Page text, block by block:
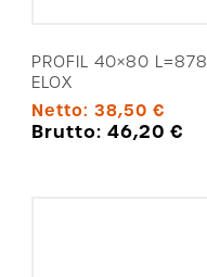
PROFIL 40×80 L=878
ELOX
Netto: 38,50 €
Brutto: 46,20€